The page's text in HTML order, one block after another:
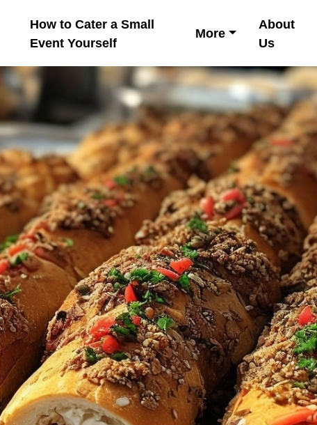
How to Cater a Small
Event Yourself
More
About
Us